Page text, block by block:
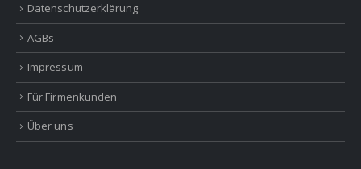
Datenschutzerklärung
AGBs
Impressum
Für Firmenkunden
Über uns